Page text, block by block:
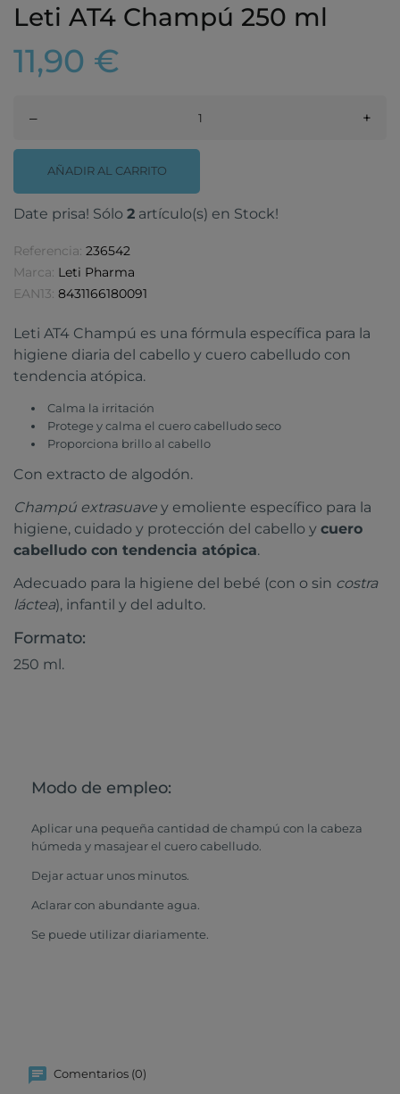
Leti AT4 Champú 250 ml
11,90 €
– +
AÑADIR AL CARRITO
Date prisa! Sólo 2 artículo(s) en Stock!
Referencia: 236542
Marca: Leti Pharma
EAN13: 8431166180091
Leti AT4 Champú es una fórmula específica para la
higiene diaria del cabello y cuero cabelludo con
tendencia atópica.
Calma la irritación
Protege y calma el cuero cabelludo seco
Proporciona brillo al cabello
Con extracto de algodón.
Champú extrasuave y emoliente específico para la
higiene, cuidado y protección del cabello y cuero
cabelludo con tendencia atópica.
Adecuado para la higiene del bebé (con o sin costra
láctea), infantil y del adulto.
Formato:
250 ml.
Modo de empleo:
Aplicar una pequeña cantidad de champú con la cabeza
húmeda y masajear el cuero cabelludo.
Dejar actuar unos minutos.
Aclarar con abundante agua.
Se puede utilizar diariamente.
Comentarios (0)